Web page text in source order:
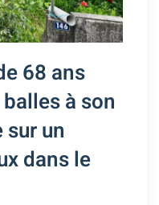
68 ans
à son
un
dans le